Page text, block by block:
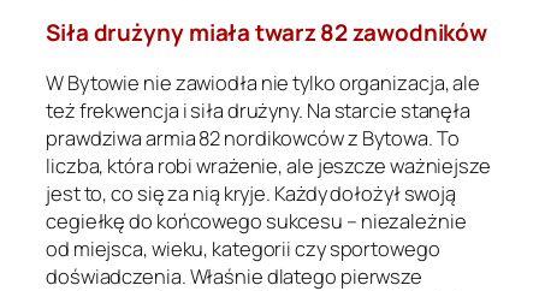
Siła drużyny miała twarz 82 zawodników
W Bytowie nie zawiodła nie tylko organizacja, ale
też frekwencja i siła drużyny. Na starcie stanęła
prawdziwa armia 82 nordikowców z Bytowa. To
liczba, która robi wrażenie, ale jeszcze ważniejsze
jest to, co się za nią kryje. Każdy dołożył swoją
cegiełkę do końcowego sukcesu – niezależnie
od miejsca, wieku, kategorii czy sportowego
doświadczenia. Właśnie dlatego pierwsze